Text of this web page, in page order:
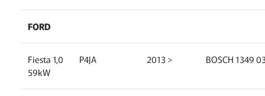
FORD
Fiesta 1,0
59kW
P4JA 2013 > BOSCH 1349